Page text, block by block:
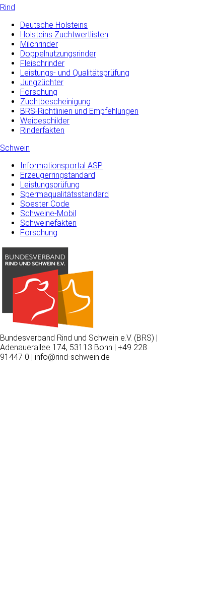
Rind
Deutsche Holsteins
Holsteins Zuchtwertlisten
Milchrinder
Doppelnutzungsrinder
Fleischrinder
Leistungs- und Qualitätsprüfung
Jungzüchter
Forschung
Zuchtbescheinigung
BRS-Richtlinien und Empfehlungen
Weideschilder
Rinderfakten
Schwein
Informationsportal ASP
Erzeugerringstandard
Leistungsprüfung
Spermaqualitätsstandard
Soester Code
Schweine-Mobil
Schweinefakten
Forschung
Bundesverband Rind und Schwein e.V. (BRS) |
Adenauerallee 174, 53113 Bonn | +49 228
91447 0 | info@rind-schwein.de